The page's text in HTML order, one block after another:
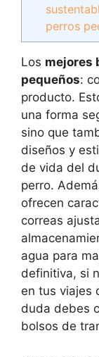
perros
Los mejores
pequeños:
producto.
una forma
sino que
diseños y
de vida del
perro.
ofrecen
correas
agua para
definitiva, si
en tus viajes
duda debes
bolsos de